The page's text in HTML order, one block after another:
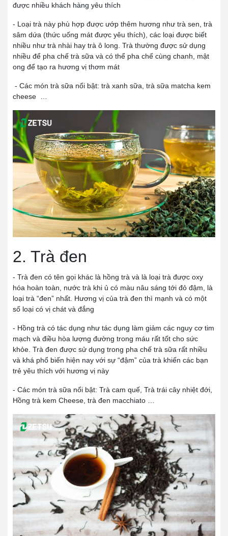
được nhiều khách hàng yêu thích
- Loại trà này phù hợp được ướp thêm hương như trà sen, trà
sâm dứa (thức uống mát được yêu thích), các loại được biết
nhiều như trà nhài hay trà ô long. Trà thường được sử dụng
nhiều để pha chế trà sữa và có thể pha chế cùng chanh, mật
ong để tạo ra hương vị thơm mát
- Các món trà sữa nổi bật: trà xanh sữa, trà sữa matcha kem
cheese …
2. Trà đen
- Trà đen có tên gọi khác là hồng trà và là loại trà được oxy
hóa hoàn toàn, nước trà khi ủ có màu nâu sáng tới đỏ đậm, là
loại trà “đen” nhất. Hương vị của trà đen thì mạnh và có một
số loại có vị chát và đắng
- Hồng trà có tác dụng như tác dụng làm giảm các nguy cơ tim
mạch và điều hòa lượng đường trong máu rất tốt cho sức
khỏe. Trà đen được sử dụng trong pha chế trà sữa rất nhiều
và khá phổ biến hiện nay với sự “đậm” của trà khiến các bạn
trẻ yêu thích với hương vị này
- Các món trà sữa nổi bật: Trà cam quế, Trà trái cây nhiệt đới,
Hồng trà kem Cheese, trà đen macchiato …